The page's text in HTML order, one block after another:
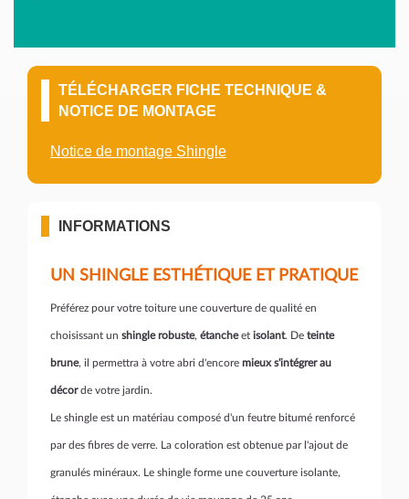
TÉLÉCHARGER FICHE TECHNIQUE &
NOTICE DE MONTAGE
Notice de montage Shingle
INFORMATIONS
UN SHINGLE ESTHÉTIQUE ET PRATIQUE
Préférez pour votre toiture une couverture de qualité en
choisissant un shingle robuste, étancheet isolant. De teinte
brune, il permettra à votre abri d'encore mieux s'intégrer au
décorde votre jardin.
Le shingle est un matériau composé d'un feutre bitumé renforcé
par des fibres de verre. La coloration est obtenue par l'ajout de
granulés minéraux. Le shingle forme une couverture isolante,